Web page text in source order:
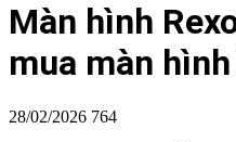
Màn hình
mua màn
28/02/2026 764